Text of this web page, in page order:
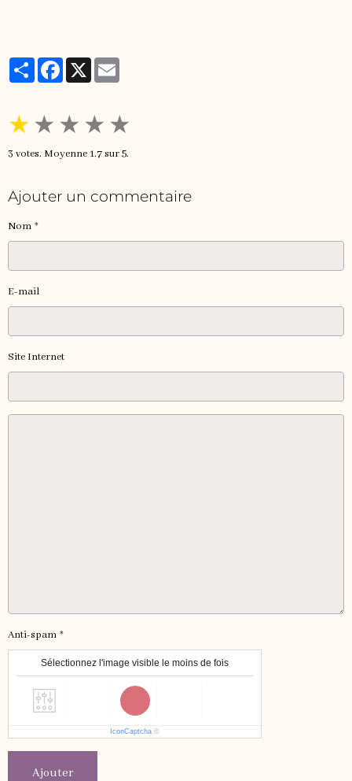
PartagerFacebook
X
★★ ★ ★ ★
3 votes. Moyenne1.7sur 5.
Ajouter un commentaire
Nom
E-mail
Site Internet
Anti-spam
Sélectionnez l'image visible le moins de fois
IconCaptcha ©
Ajouter